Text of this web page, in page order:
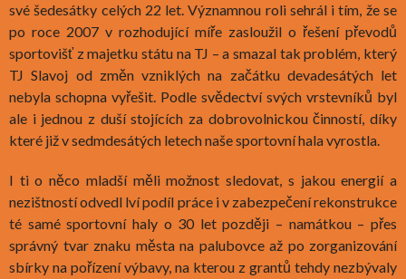
své šedesátky celých 22 let. Významnou roli sehrál i tím, že se
po roce 2007 v rozhodující míře zasloužil o řešení převodů
sportovišť z majetku státu na TJ – a smazal tak problém, který
TJ Slavoj od změn vzniklých na začátku devadesátých let
nebyla schopna vyřešit. Podle svědectví svých vrstevníků byl
ale i jednou z duší stojících za dobrovolnickou činností, díky
které již v sedmdesátých letech naše sportovní hala vyrostla.
I ti o něco mladší měli možnost sledovat, s jakou energií a
nezištností odvedl lví podíl práce i v zabezpečení rekonstrukce
té samé sportovní haly o 30 let později – namátkou – přes
správný tvar znaku města na palubovce až po zorganizování
sbírky na pořízení výbavy, na kterou z grantů tehdy nezbývaly